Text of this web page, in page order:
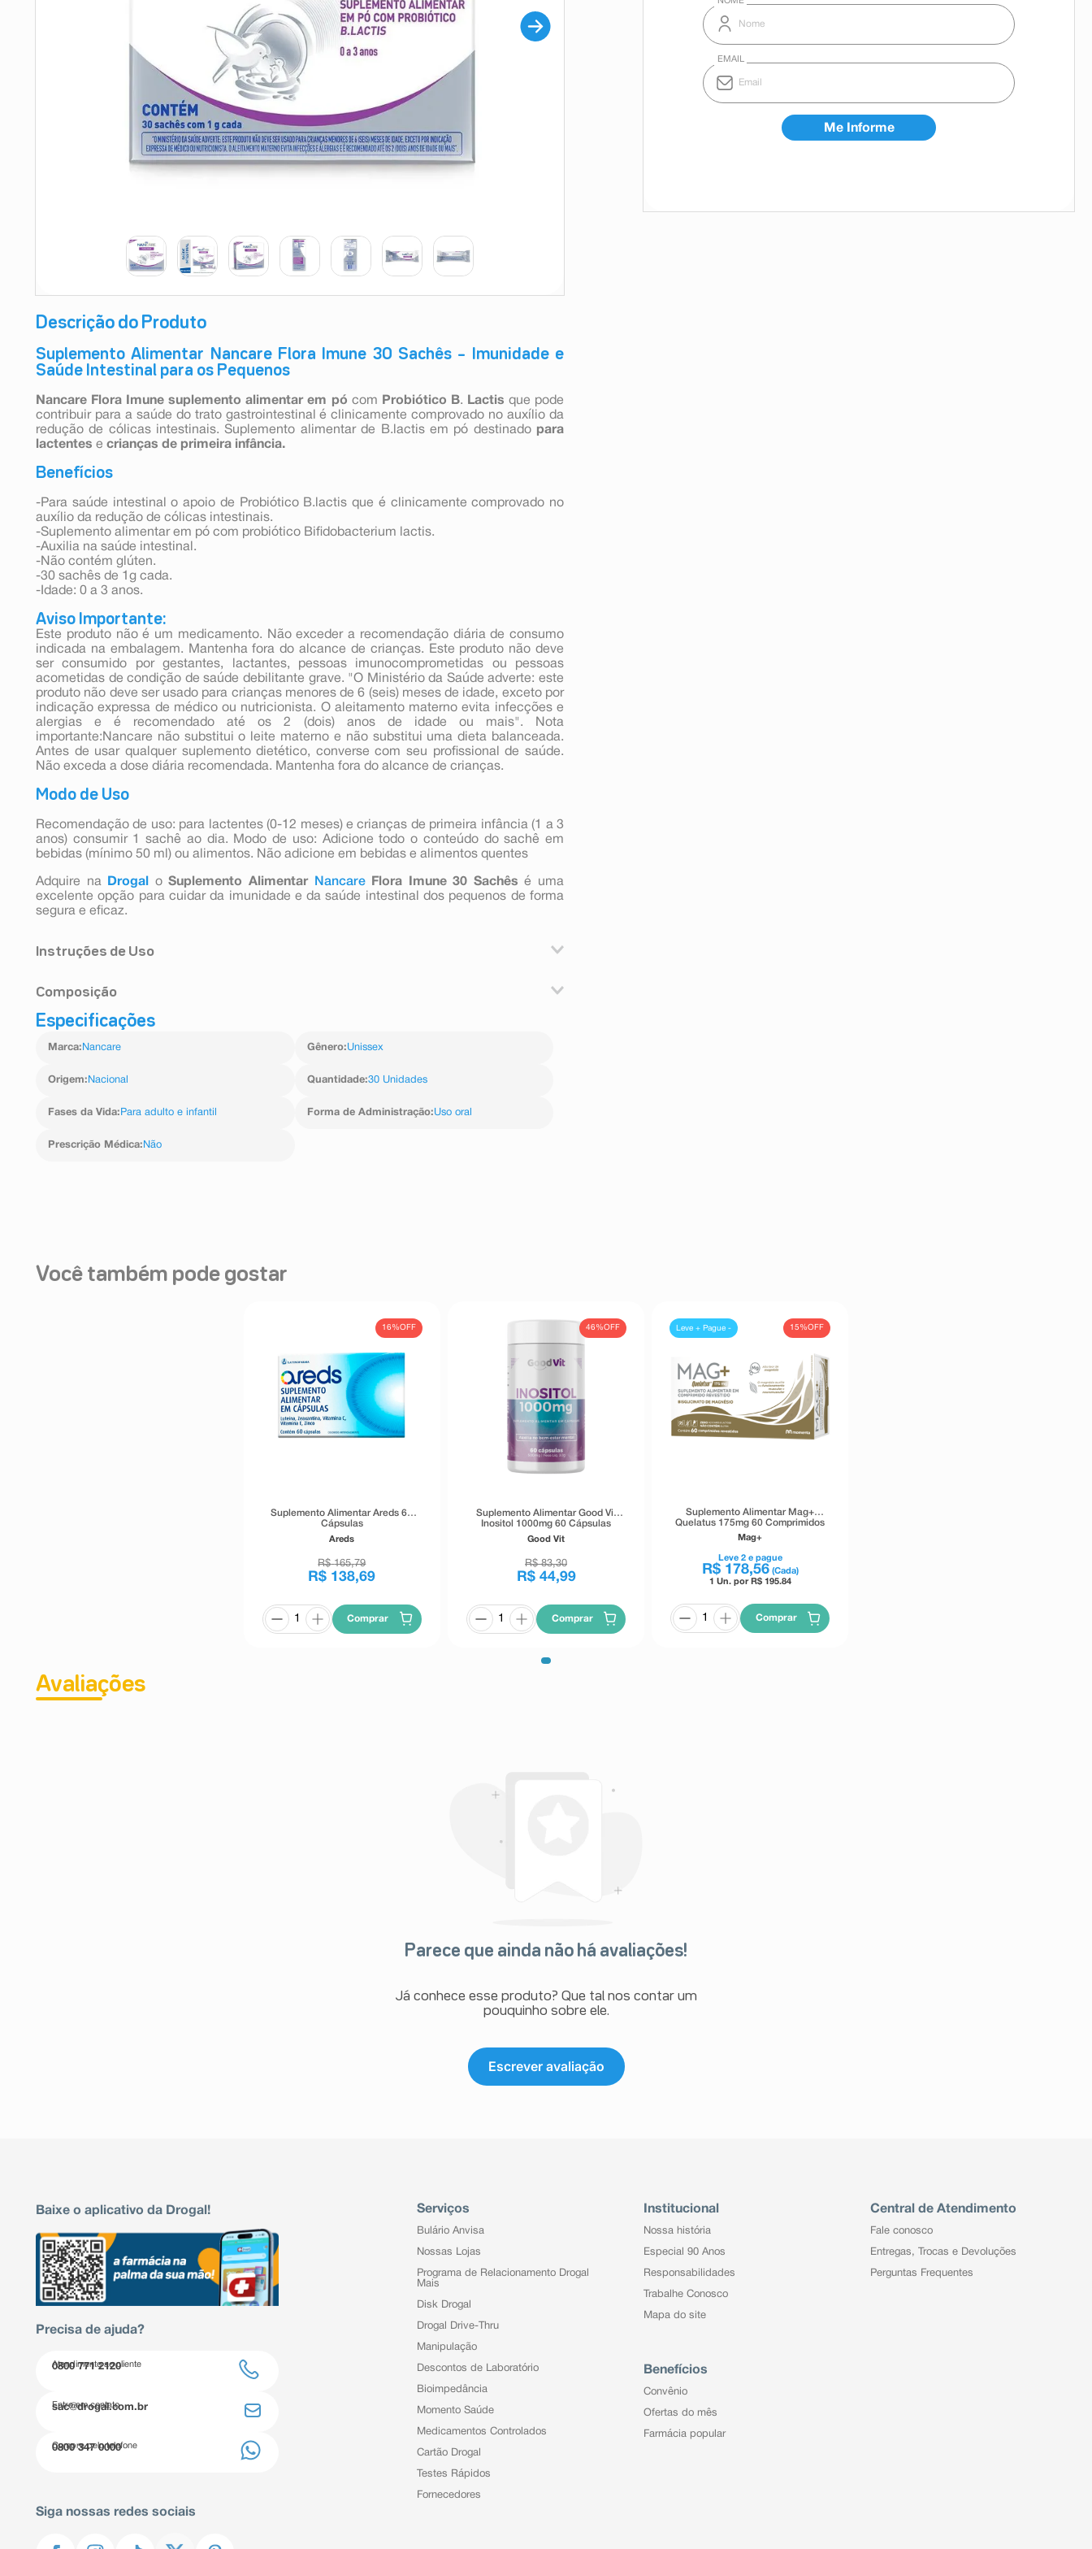
Descrição do Produto
Suplemento Alimentar Nancare Flora Imune 30 Sachês – Imunidade e
Saúde Intestinal para os Pequenos
Nancare Flora Imune suplemento alimentar em pó com Probiótico B. Lactis que pode
contribuir para a saúde do trato gastrointestinal é clinicamente comprovado no auxílio da
redução de cólicas intestinais. Suplemento alimentar de B.lactis em pó destinado para
lactentes e crianças de primeira infância.
Benefícios
-Para saúde intestinal o apoio de Probiótico B.lactis que é clinicamente comprovado no
auxílio da redução de cólicas intestinais.
-Suplemento alimentar em pó com probiótico Bifidobacterium lactis.
-Auxilia na saúde intestinal.
-Não contém glúten.
-30 sachês de 1g cada.
-Idade: 0 a 3 anos.
Aviso Importante:
Este produto não é um medicamento. Não exceder a recomendação diária de consumo
indicada na embalagem. Mantenha fora do alcance de crianças. Este produto não deve
ser consumido por gestantes, lactantes, pessoas imunocomprometidas ou pessoas
acometidas de condição de saúde debilitante grave. "O Ministério da Saúde adverte: este
produto não deve ser usado para crianças menores de 6 (seis) meses de idade, exceto por
indicação expressa de médico ou nutricionista. O aleitamento materno evita infecções e
alergias e é recomendado até os 2 (dois) anos de idade ou mais". Nota
importante:Nancare não substitui o leite materno e não substitui uma dieta balanceada.
Antes de usar qualquer suplemento dietético, converse com seu profissional de saúde.
Não exceda a dose diária recomendada. Mantenha fora do alcance de crianças.
Modo de Uso
Recomendação de uso: para lactentes (0-12 meses) e crianças de primeira infância (1 a 3
anos) consumir 1 sachê ao dia. Modo de uso: Adicione todo o conteúdo do sachê em
bebidas (mínimo 50 ml) ou alimentos. Não adicione em bebidas e alimentos quentes
Adquire na Drogal oSuplemento Alimentar Nancare Flora Imune 30 Sachês é uma
excelente opção para cuidar da imunidade e da saúde intestinal dos pequenos de forma
segura e eficaz.
Instruções de Uso
a 3 anos) consumir 1 sachê ao dia.
alimentos. Não adicione em bebidas e alimentos quentes.
Composição
Ingredientes: Maltodextrina e Bifidobacterium lactis (NCC 2818). NÃO CONTÉM GLÚTEN
Especificações
Marca: Nancare Gênero:Unissex
Origem: Nacional Quantidade:30 Unidades
Fases da Vida: Para adulto e infantil Forma de Administração:Uso oral
Prescrição Médica: Não
Você também pode gostar
16%OFF
Suplemento Alimentar Areds 60
Cápsulas
Areds
R$ 165,79
R$ 138,69
Comprar
46%OFF
Suplemento Alimentar Good Vit
Inositol 1000mg 60 Cápsulas
Good Vit
R$ 83,30
R$ 44,99
Comprar
15%OFF
Leve + Pague -
Suplemento Alimentar Mag+
Quelatus 175mg 60 Comprimidos
Mag+
Leve 2e pague
R$ 178,56 (Cada)
1 Un. por R$ 195.84
Comprar
Avaliações
Parece que ainda não há avaliações!
Já conhece esse produto? Que tal nos contar um
pouquinho sobre ele.
Escrever avaliação
Baixe o aplicativo da Drogal!
Precisa de ajuda?
Atendimento ao cliente
0800 771 2120
Entre em contato
sac@drogal.com.br
Compre pelo telefone
0800 347 0000
Siga nossas redes sociais
Serviços
Bulário Anvisa
Nossas Lojas
Programa de Relacionamento Drogal
Mais
Disk Drogal
Drogal Drive-Thru
Manipulação
Descontos de Laboratório
Bioimpedância
Momento Saúde
Medicamentos Controlados
Cartão Drogal
Testes Rápidos
Fornecedores
Institucional
Nossa história
Especial 90 Anos
Responsabilidades
Trabalhe Conosco
Mapa do site
Benefícios
Convênio
Ofertas do mês
Farmácia popular
Central de Atendimento
Fale conosco
Entregas, Trocas e Devoluções
Perguntas Frequentes
absorvente
10ºshampoo